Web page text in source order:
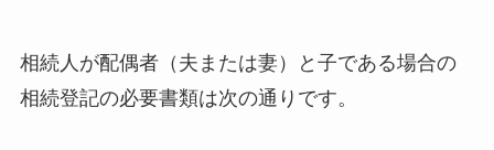
相続人が配偶者（夫または妻）と子である場合の
相続登記の必要書類は次の通りです。